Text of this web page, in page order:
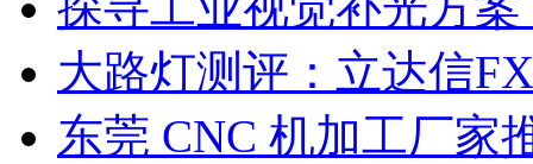
大路灯测评：立达信
东莞 CNC 机加工厂家